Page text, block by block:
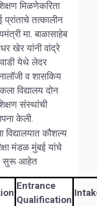
मिळणेकरिता
प्रांताचे तत्कालीन
मा. बाळासाहेब
खेर यांनी वांद्रे
येथे लेदर
व शासकिय
विद्यालय दोन
संस्थांची
केली.
कौशल्य
मंडळ मुंबई यांचे
सुरू आहेत
Entrance
Qualification